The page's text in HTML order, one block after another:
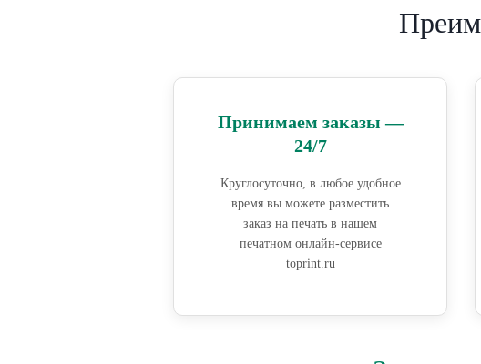
Принимаем заказы —
24/7
Круглосуточно, в любое удобное
время вы можете разместить
заказ на печать в нашем
печатном онлайн-сервисе
toprint.ru